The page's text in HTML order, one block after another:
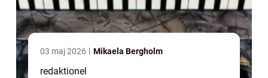
03 maj 2026 Mikaela Bergholm
redaktionel